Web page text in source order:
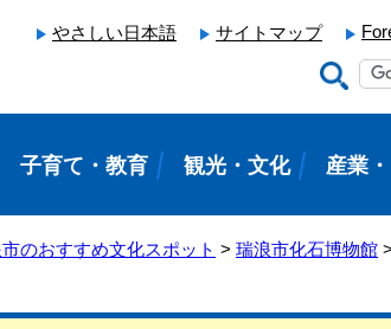
やさしい日本語 サイトマップ
子育て・教育 観光・文化 産業
のおすすめ文化スポット > 瑞浪市化石博物館 >